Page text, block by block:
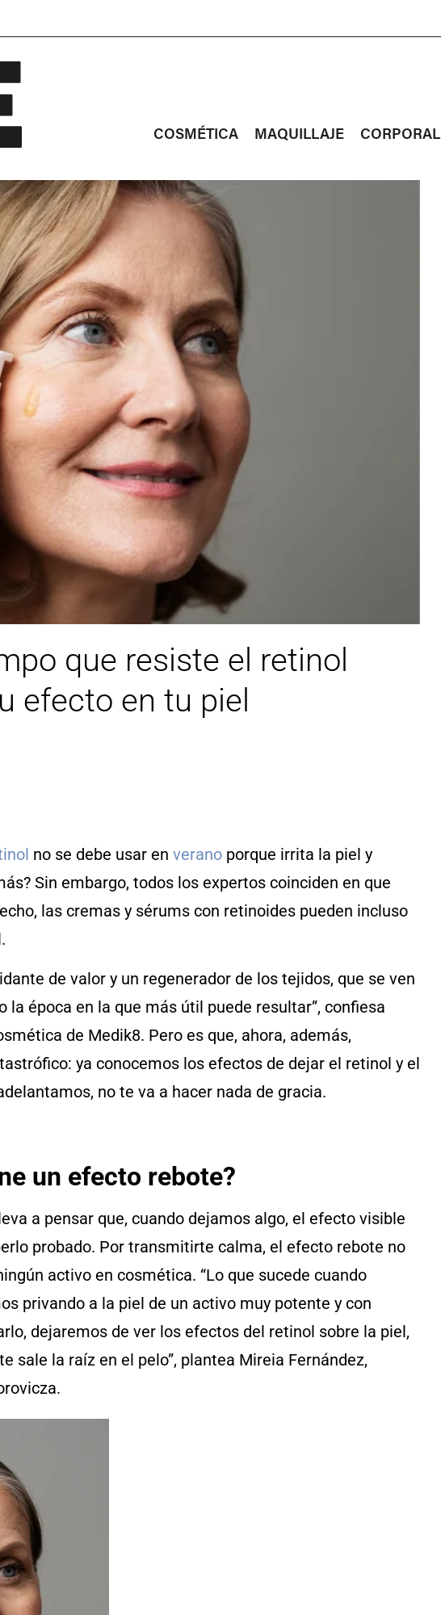
COSMÉTICA MAQUILLAJE CORPORAL
que resiste el retinol
efecto en tu piel
no se debe usar en verano porque irrita la piel y
Sin embargo, todos los expertos coinciden en que
las cremas y sérums con retinoides pueden incluso
de valor y un regenerador de los tejidos, que se ven
la época en la que más útil puede resultar”, confiesa
de Medik8. Pero es que, ahora, además,
ya conocemos los efectos de dejar el retinol y el
no te va a hacer nada de gracia.
un efecto rebote?
a pensar que, cuando dejamos algo, el efecto visible
probado. Por transmitirte calma, el efecto rebote no
activo en cosmética. “Lo que sucede cuando
privando a la piel de un activo muy potente y con
dejaremos de ver los efectos del retinol sobre la piel,
sale la raíz en el pelo”, plantea Mireia Fernández,